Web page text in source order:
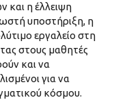
και η έλλειψη
υποστήριξη, η
εργαλείο στη
στους μαθητές
και να
για να
κόσμου.